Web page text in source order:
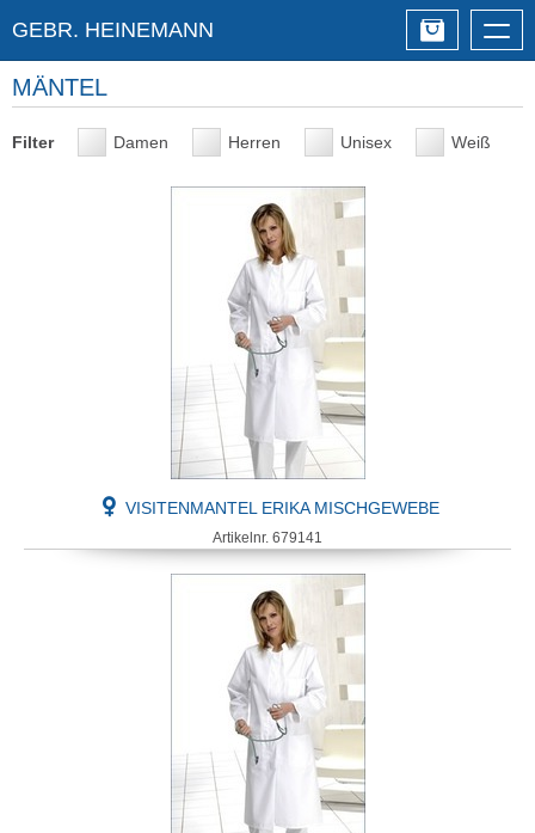
GEBR. HEINEMANN
MÄNTEL
Filter Damen Herren Unisex Weiß
VISITENMANTEL ERIKA MISCHGEWEBE
Artikelnr. 679141